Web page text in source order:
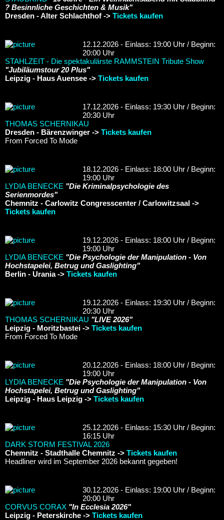
? Besinnliche Geschichten & Musik"
Dresden - Alter Schlachthof -> Tickets kaufen
12.12.2026 - Einlass: 19:00 Uhr / Beginn:
20:00 Uhr
STAHLZEIT - Die spektakulärste RAMMSTEIN Tribute Show
"Jubiläumstour 20 Plus"
Leipzig - Haus Auensee -> Tickets kaufen
17.12.2026 - Einlass: 19:30 Uhr / Beginn:
20:30 Uhr
THOMAS SCHERNIKAU
Dresden - Bärenzwinger -> Tickets kaufen
From Forced To Mode
18.12.2026 - Einlass: 18:00 Uhr / Beginn:
19:00 Uhr
LYDIA BENECKE "Die Kriminalpsychologie des
Serienmordes"
Chemnitz - Carlowitz Congresscenter / Carlowitzsaal ->
Tickets kaufen
19.12.2026 - Einlass: 18:00 Uhr / Beginn:
19:00 Uhr
LYDIA BENECKE "Die Psychologie der Manipulation - Von
Hochstapelei, Betrug und Gaslighting"
Berlin - Urania -> Tickets kaufen
19.12.2026 - Einlass: 19:30 Uhr / Beginn:
20:30 Uhr
THOMAS SCHERNIKAU "LIVE 2026"
Leipzig - Moritzbastei -> Tickets kaufen
From Forced To Mode
20.12.2026 - Einlass: 18:00 Uhr / Beginn:
19:00 Uhr
LYDIA BENECKE "Die Psychologie der Manipulation - Von
Hochstapelei, Betrug und Gaslighting"
Leipzig - Haus Leipzig -> Tickets kaufen
25.12.2026 - Einlass: 15:30 Uhr / Beginn:
16:15 Uhr
DARK STORM FESTIVAL 2026
Chemnitz - Stadthalle Chemnitz -> Tickets kaufen
Headliner wird im September 2026 bekannt gegeben!
30.12.2026 - Einlass: 19:00 Uhr / Beginn:
20:00 Uhr
CORVUS CORAX "In Ecclesia 2026"
Leipzig - Peterskirche -> Tickets kaufen